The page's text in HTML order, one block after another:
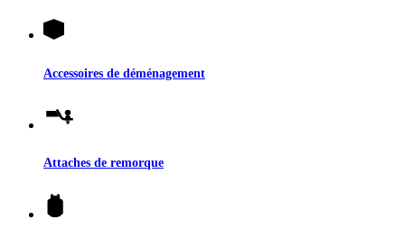
Accessoires de déménagement
Attaches de remorque